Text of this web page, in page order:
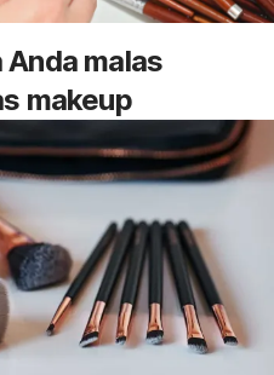
malas
makeup